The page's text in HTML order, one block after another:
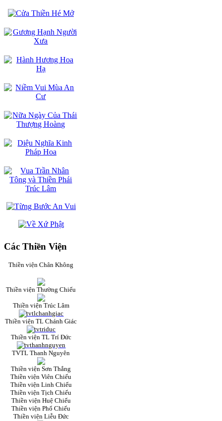
Các Thiền Viện
Thiền viện Chân Không
Thiền viện Thường Chiếu
Thiền viện Trúc Lâm
Thiền viện TL Chánh Giác
Thiền viện TL Trí Đức
TVTL Thanh Nguyên
Thiền viện Sơn Thắng
Thiền viện Viên Chiếu
Thiền viện Linh Chiếu
Thiền viện Tịch Chiếu
Thiền viện Huệ Chiếu
Thiền viện Phổ Chiếu
Thiền viện Liễu Đức